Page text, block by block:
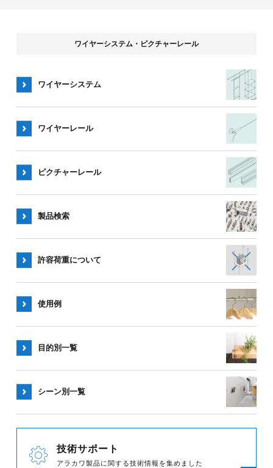
ワイヤーシステム・ピクチャーレール
ワイヤーシステム
ワイヤーレール
ピクチャーレール
製品検索
許容荷重について
使用例
目的別一覧
シーン別一覧
技術サポート
アラカワ製品に関する技術情報を集めました